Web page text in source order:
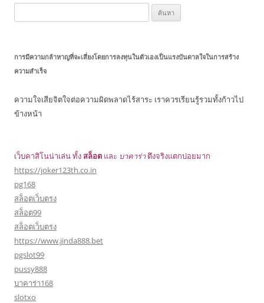
สำหรับ:
การมีความกล้าหาญที่จะเสี่ยงโดยการลงทุนในตัวเองเป็นแรงบันดาลใจในการสร้าง
ความสำเร็จ
ความใจเสียจิตใจต่อความผิดพลาดไร้สาระ เราควรเรียนรู้รวมทั้งก้าวไป
ข้างหน้า
เว็บคาสิโนน่าเล่น ทั้งสล็อต และ บาคาร่าตึงจริงแตกบ่อยมาก
https://joker123th.co.in
pg168
สล็อตเว็บตรง
สล็อต99
สล็อตเว็บตรง
https://www.jinda888.bet
pgslot99
pussy888
บาคาร่า168
slotxo